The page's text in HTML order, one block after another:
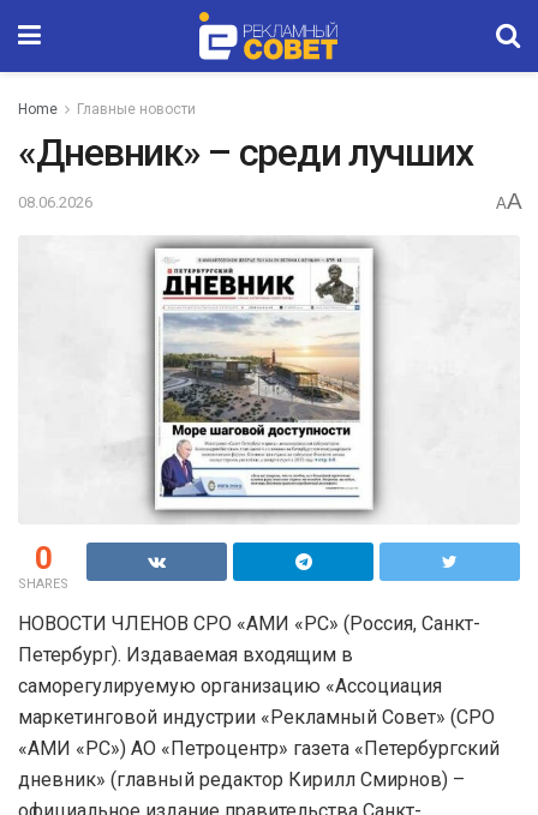
Home Главные новости
«Дневник» – среди лучших
08.06.2026 AA
0
SHARES
НОВОСТИ ЧЛЕНОВ СРО «АМИ «РС» (Россия, Санкт-
Петербург). Издаваемая входящим в
саморегулируемую организацию «Ассоциация
маркетинговой индустрии «Рекламный Совет» (СРО
«АМИ «РС») АО «Петроцентр» газета «Петербургский
дневник» (главный редактор Кирилл Смирнов) –